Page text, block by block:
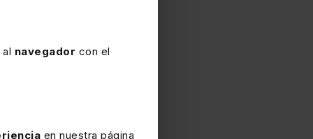
navegador con el
en nuestra página